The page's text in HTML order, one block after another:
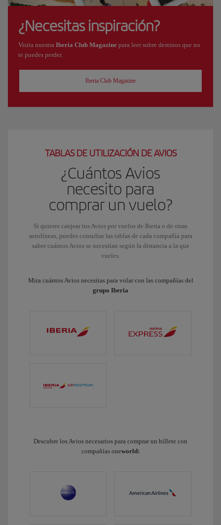
¿Necesitas inspiración?
Visita nuestra Iberia Club Magazine para leer sobre destinos que no
te puedes perder.
Iberia Club Magazine
TABLAS DE UTILIZACIÓN DE AVIOS
¿Cuántos Avios
necesito para
comprar un vuelo?
Si quieres canjear tus Avios por vuelos de Iberia o de otras
aerolíneas, puedes consultar las tablas de cada compañía para
saber cuántos Avios se necesitan según la distancia a la que
vueles.
Mira cuántos Avios necesitas para volar con las compañías del
grupo Iberia
Descubre los Avios necesarios para comprar un billete con
compañías oneworld: